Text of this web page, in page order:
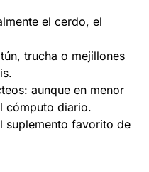
el cerdo, el
trucha o mejillones
aunque en menor
cómputo diario.
suplemento favorito de